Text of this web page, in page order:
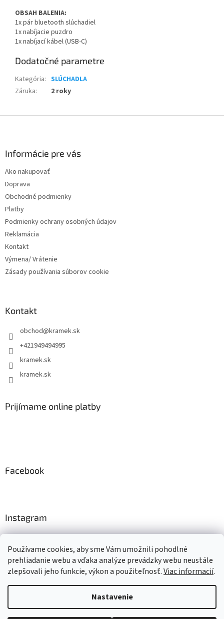
Používame cookies, aby sme Vám umožnili pohodlné
prehliadanie webu a vďaka analýze prevádzky webu neustále
zlepšovali jeho funkcie, výkon a použiteľnosť.Viac informacií.
Nastavenie
OBSAH BALENIA:
1x pár bluetooth slúchadiel
1x nabíjacie puzdro
1x nabíjací kábel (USB-C)
Dodatočné parametre
Kategória: SLÚCHADLA
Záruka: 2 roky
Informácie pre vás
Ako nakupovať
Doprava
Obchodné podmienky
Platby
Podmienky ochrany osobných údajov
Reklamácia
Kontakt
Výmena/ Vrátenie
Zásady používania súborov cookie
Kontakt
obchod@kramek.sk
+421949494995
kramek.sk
kramek.sk
Prijímame online platby
Facebook
Instagram
Sledovať na Instagrame